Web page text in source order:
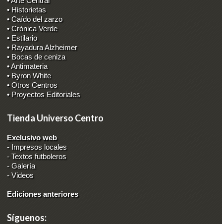
• Historietas
• Caído del zarzo
• Crónica Verde
• Estilario
• Rayadura Alzheimer
• Bocas de ceniza
• Antimateria
• Byron White
• Otros Centros
• Proyectos Editoriales
Tienda Universo Centro
Exclusivo web
- Impresos locales
-Textos futboleros
-Galería
-Videos
Ediciones anteriores
Síguenos: